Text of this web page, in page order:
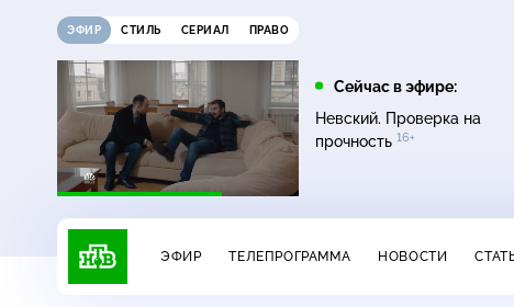
ЭФИР СТИЛЬ СЕРИАЛ ПРАВО
Сейчас в эфире:
Невский. Проверка на
прочность 16+
10:00
Сегодня
10:25
ЧП
ЭФИР ТЕЛЕПРОГРАММА НОВОСТИ